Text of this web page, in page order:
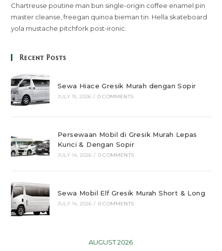
Chartreuse poutine man bun single-origin coffee enamel pin
master cleanse, freegan quinoa bieman tin. Hella skateboard
yola mustache pitchfork post-ironic.
Recent Posts
Sewa Hiace Gresik Murah dengan Sopir
JULY 15, 2026 / 0 COMMENTS
Persewaan Mobil di Gresik Murah Lepas
Kunci & Dengan Sopir
JULY 14, 2026 / 0 COMMENTS
Sewa Mobil Elf Gresik Murah Short & Long
JULY 14, 2026 / 0 COMMENTS
AUGUST 2026